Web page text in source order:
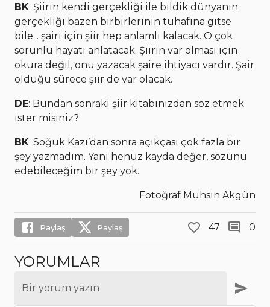
BK: Şiirin kendi gerçekliği ile bildik dünyanın
gerçekliği bazen birbirlerinin tuhafına gitse
bile... şairi için şiir hep anlamlı kalacak. O çok
sorunlu hayatı anlatacak. Şiirin var olması için
okura değil, onu yazacak şaire ihtiyacı vardır. Şair
olduğu sürece şiir de var olacak.
DE: Bundan sonraki şiir kitabınızdan söz etmek
ister misiniz?
BK: Soğuk Kazı’dan sonra açıkçası çok fazla bir
şey yazmadım. Yani henüz kayda değer, sözünü
edebileceğim bir şey yok.
Fotoğraf Muhsin Akgün
Paylaş Paylaş 47 0
YORUMLAR
Bir yorum yazın